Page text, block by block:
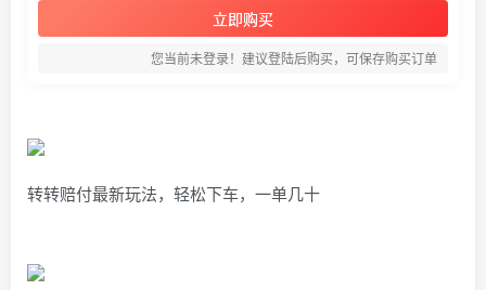
立即购买
您当前未登录！建议登陆后购买，可保存购买订单
转转赔付最新玩法，轻松下车，一单几十